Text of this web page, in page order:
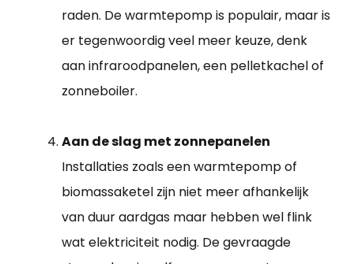
raden. De warmtepomp is populair, maar is
er tegenwoordig veel meer keuze, denk
aan infraroodpanelen, een pelletkachel of
zonneboiler.
Aan de slag met zonnepanelen
Installaties zoals een warmtepomp of
biomassaketel zijn niet meer afhankelijk
van duur aardgas maar hebben wel flink
wat elektriciteit nodig. De gevraagde